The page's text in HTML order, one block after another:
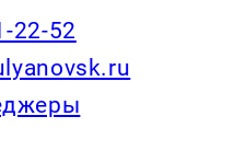
22-52